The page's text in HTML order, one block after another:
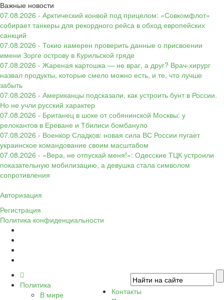
Важные новости
07.08.2026 - Арктический конвой под прицелом: «Совкомфлот»
собирает танкеры для рекордного рейса в обход европейских
санкций
07.08.2026 - Токио намерен проверить данные о присвоении
имени Зорге острову в Курильской гряде
07.08.2026 - Жареная картошка — не враг, а друг? Врач-хирург
назвал продукты, которые смело можно есть, и те, что лучше
забыть
07.08.2026 - Американцы подсказали, как устроить бунт в России.
Но не учли русский характер
07.08.2026 - Британец в шоке от собянинской Москвы: у
релокантов в Ереване и Тбилиси бомбануло
07.08.2026 - Военкор Сладков: новая сила ВС России пугает
украинское командование своим масштабом
07.08.2026 - «Вера, не отпускай меня!»: Одесские ТЦК устроили
показательную мобилизацию, а девушка стала символом
сопротивления
Авторизация
Регистрация
Политика конфиденциальности
Политика
В мире
Контакты